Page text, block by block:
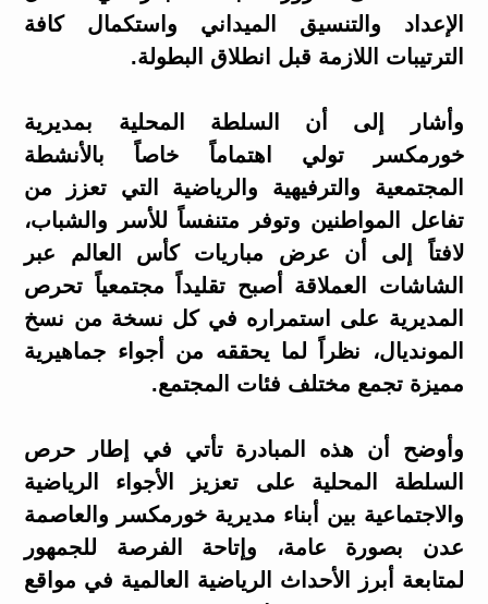
الإعداد والتنسيق الميداني واستكمال كافة
الترتيبات اللازمة قبل انطلاق البطولة.
وأشار إلى أن السلطة المحلية بمديرية
خورمكسر تولي اهتماماً خاصاً بالأنشطة
المجتمعية والترفيهية والرياضية التي تعزز من
تفاعل المواطنين وتوفر متنفساً للأسر والشباب،
لافتاً إلى أن عرض مباريات كأس العالم عبر
الشاشات العملاقة أصبح تقليداً مجتمعياً تحرص
المديرية على استمراره في كل نسخة من نسخ
المونديال، نظراً لما يحققه من أجواء جماهيرية
مميزة تجمع مختلف فئات المجتمع.
وأوضح أن هذه المبادرة تأتي في إطار حرص
السلطة المحلية على تعزيز الأجواء الرياضية
والاجتماعية بين أبناء مديرية خورمكسر والعاصمة
عدن بصورة عامة، وإتاحة الفرصة للجمهور
لمتابعة أبرز الأحداث الرياضية العالمية في مواقع